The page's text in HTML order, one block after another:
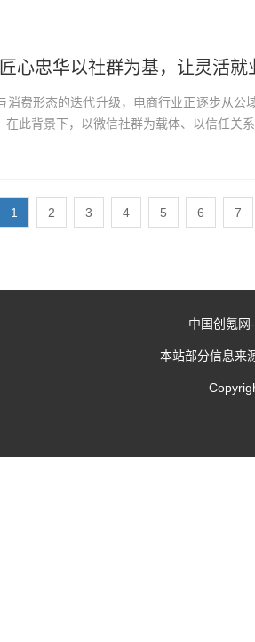
心忠华以社群为基，让灵活就
消费形态的迭代升级，电商行业正逐步从公
在此背景下，以微信社群为载体、以信任关
1 2 3 4 5 6 7
中国创氪网-
本站部分信息来